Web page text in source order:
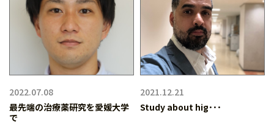
2022.07.08
最先端の治療薬研究を愛媛大学
で
2021.12.21
Study about hig･･･